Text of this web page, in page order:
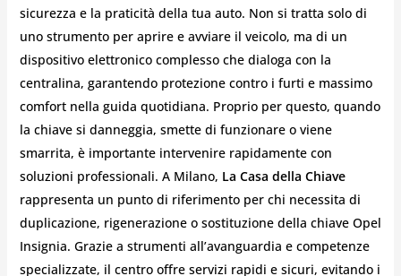
sicurezza e la praticità della tua auto. Non si tratta solo di
uno strumento per aprire e avviare il veicolo, ma di un
dispositivo elettronico complesso che dialoga con la
centralina, garantendo protezione contro i furti e massimo
comfort nella guida quotidiana. Proprio per questo, quando
la chiave si danneggia, smette di funzionare o viene
smarrita, è importante intervenire rapidamente con
soluzioni professionali. A Milano, La Casa della Chiave
rappresenta un punto di riferimento per chi necessita di
duplicazione, rigenerazione o sostituzione della chiave Opel
Insignia. Grazie a strumenti all’avanguardia e competenze
specializzate, il centro offre servizi rapidi e sicuri, evitando i